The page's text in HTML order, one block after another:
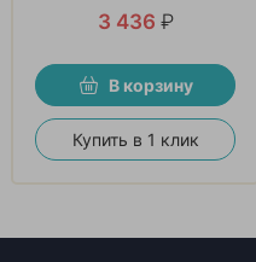
3 436 ₽
В корзину
Купить в 1 клик